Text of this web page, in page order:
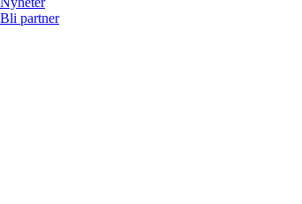
Bli partner